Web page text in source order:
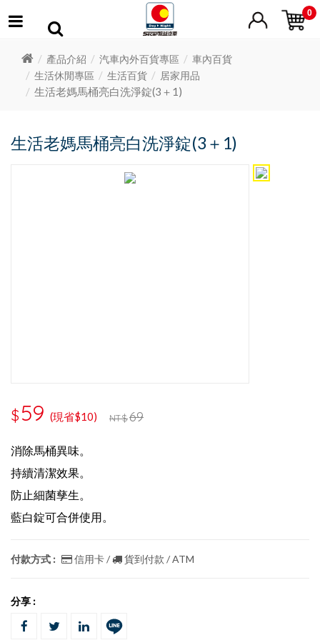
0
產品介紹 汽車內外百貨專區
車內百貨
生活休閒專區
生活百貨 居家用品
生活老媽馬桶亮白洗淨錠(3＋1)
生活老媽馬桶亮白洗淨錠(3＋1)
$59 (現省$10) NT$69
消除馬桶異味。
持續清潔效果。
防止細菌孳生。
藍白錠可合併使用。
付款方式 : 信用卡 / 貨到付款 / ATM
分享 :